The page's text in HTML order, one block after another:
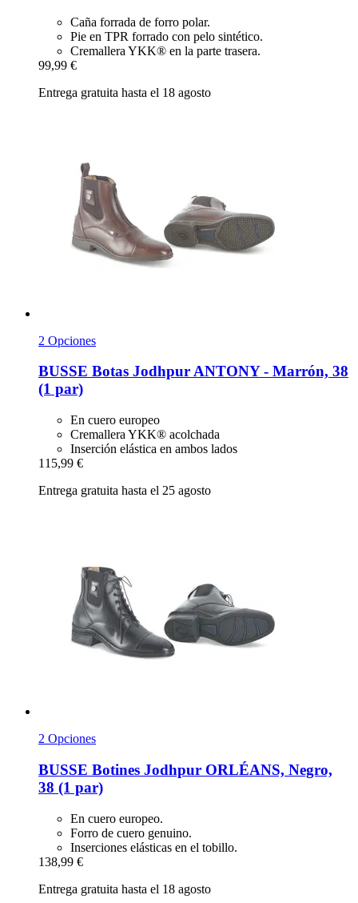
Caña forrada de forro polar.
Pie en TPR forrado con pelo sintético.
Cremallera YKK® en la parte trasera.
99,99 €
Entrega gratuita hasta el 18 agosto
2 Opciones
BUSSE Botas Jodhpur ANTONY -​ Marrón, 38
(1 par)
En cuero europeo
Cremallera YKK® acolchada
Inserción elástica en ambos lados
115,99 €
Entrega gratuita hasta el 25 agosto
2 Opciones
BUSSE Botines Jodhpur ORLÉANS, Negro,
38 (1 par)
En cuero europeo.
Forro de cuero genuino.
Inserciones elásticas en el tobillo.
138,99 €
Entrega gratuita hasta el 18 agosto